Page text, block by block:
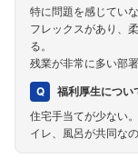
特に問題を感じていな
フレックスがあり、
る。
残業が非常に多い部
福利厚生につい
住宅手当てが少ない
イレ、風呂が共同な